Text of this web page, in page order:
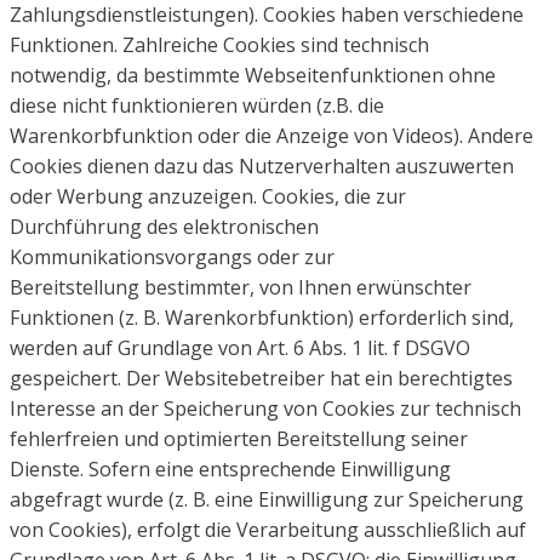
Zahlungsdienstleistungen). Cookies haben verschiedene
Funktionen. Zahlreiche Cookies sind technisch
notwendig, da bestimmte Webseitenfunktionen ohne
diese nicht funktionieren würden (z.B. die
Warenkorbfunktion oder die Anzeige von Videos). Andere
Cookies dienen dazu das Nutzerverhalten auszuwerten
oder Werbung anzuzeigen. Cookies, die zur
Durchführung des elektronischen
Kommunikationsvorgangs oder zur
Bereitstellung bestimmter, von Ihnen erwünschter
Funktionen (z. B. Warenkorbfunktion) erforderlich sind,
werden aufGrundlage von Art. 6 Abs. 1 lit. f DSGVO
gespeichert. Der Websitebetreiber hat ein berechtigtes
Interesse an der Speicherung von Cookies zur technisch
fehlerfreien und optimierten Bereitstellung seiner
Dienste. Sofern eine entsprechende Einwilligung
abgefragt wurde (z. B. eine Einwilligung zur Speicherung
von Cookies), erfolgt die Verarbeitung ausschließlich auf